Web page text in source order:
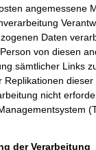
angemessene
Daten
von diesen
sämtlicher Links
Replikationen
nicht
der Verarbeitung